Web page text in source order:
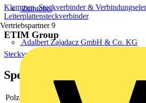
Zumtobel
Vertriebspartner 9
Adalbert Zajadacz GmbH & Co. KG
Klemmen, Steckverbinder &
Leiterplattensteckverbinder
ETIM Group
Steckverbinder
Spezifikationen
Polzahl 7